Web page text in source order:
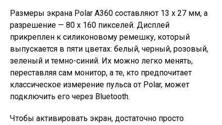
Размеры экрана Polar A360 составляют 13 x 27 мм, а
разрешение — 80 х 160 пикселей. Дисплей
прикреплен к силиконовому ремешку, который
выпускается в пяти цветах: белый, черный, розовый,
зеленый и темно-синий. Их можно легко менять,
переставляя сам монитор, а те, кто предпочитает
классическое измерение пульса от Polar, может
подключить его через Bluetooth.
Чтобы активировать экран, достаточно просто